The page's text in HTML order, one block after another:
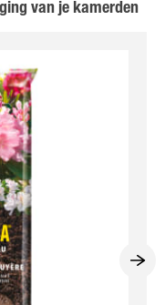
van je kamerden